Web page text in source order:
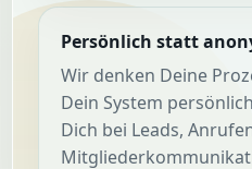
Persönlich statt
Wir denken Deine
Dein System
Dich bei Leads,